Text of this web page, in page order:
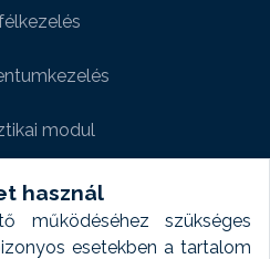
használ
működéséhez szükséges
esetekben a tartalom
modul
modul
extra modul